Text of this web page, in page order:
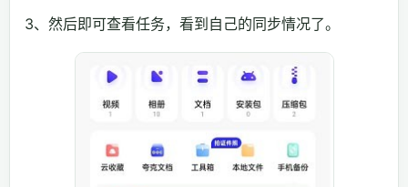
3、然后即可查看任务，看到自己的同步情况了。